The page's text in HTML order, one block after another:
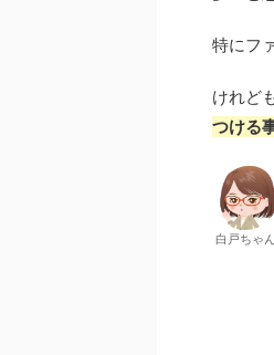
特にフ
けれど
つける
白戸ちゃん